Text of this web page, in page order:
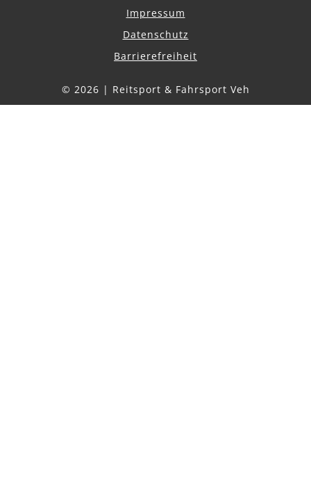
Impressum
Datenschutz
Barrierefreiheit
© 2026 | Reitsport & Fahrsport Veh